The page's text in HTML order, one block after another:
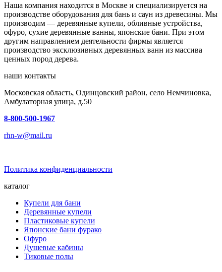
Наша компания находится в Москве и специализируется на
производстве оборудования для бань и саун из древесины. Мы
производим — деревянные купели, обливные устройства,
офуро, сухие деревянные ванны, японские бани. При этом
другим направлением деятельности фирмы является
производство эксклюзивных деревянных ванн из массива
ценных пород дерева.
наши контакты
Московская область, Одинцовский район, село Немчиновка,
Амбулаторная улица, д.50
8-800-500-1967
rhn-w@mail.ru
Политика конфиденциальности
каталог
Купели для бани
Деревянные купели
Пластиковые купели
Японские бани фурако
Офуро
Душевые кабины
Тиковые полы